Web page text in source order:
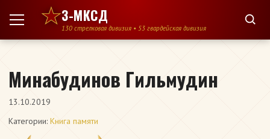
Перейти к содержимому
3-МКСД
130 стрелковая дивизия • 53 гвардейская дивизия
Минабудинов Гильмудин
13.10.2019
Категории: Книга памяти